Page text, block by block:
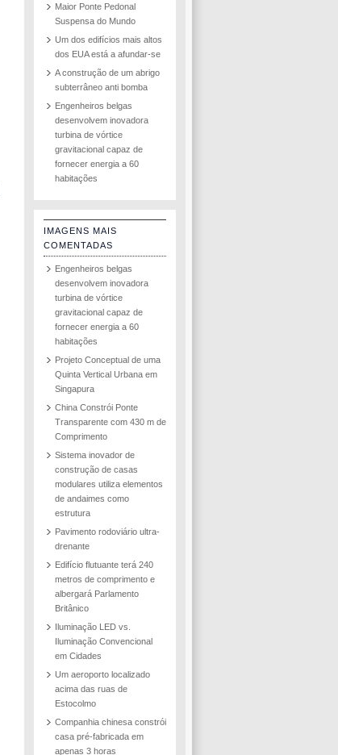
Maior Ponte Pedonal
Suspensa do Mundo
Um dos edifícios mais altos
dos EUA está a afundar-se
A construção de um abrigo
subterrâneo anti bomba
Engenheiros belgas
desenvolvem inovadora
turbina de vórtice
gravitacional capaz de
fornecer energia a 60
habitações
IMAGENS MAIS
COMENTADAS
Engenheiros belgas
desenvolvem inovadora
turbina de vórtice
gravitacional capaz de
fornecer energia a 60
habitações
Projeto Conceptual de uma
Quinta Vertical Urbana em
Singapura
China Constrói Ponte
Transparente com 430 m de
Comprimento
Sistema inovador de
construção de casas
modulares utiliza elementos
de andaimes como
estrutura
Pavimento rodoviário ultra-
drenante
Edifício flutuante terá 240
metros de comprimento e
albergará Parlamento
Britânico
Iluminação LED vs.
Iluminação Convencional
em Cidades
Um aeroporto localizado
acima das ruas de
Estocolmo
Companhia chinesa constrói
casa pré-fabricada em
apenas 3 horas